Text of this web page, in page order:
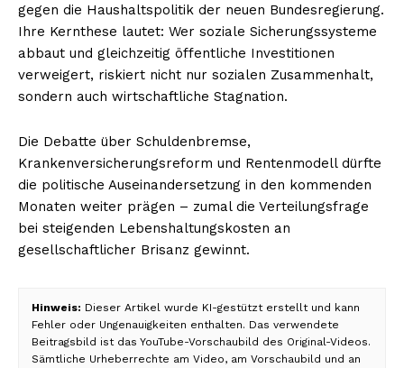
gegen die Haushaltspolitik der neuen Bundesregierung.
Ihre Kernthese lautet: Wer soziale Sicherungssysteme
abbaut und gleichzeitig öffentliche Investitionen
verweigert, riskiert nicht nur sozialen Zusammenhalt,
sondern auch wirtschaftliche Stagnation.
Die Debatte über Schuldenbremse,
Krankenversicherungsreform und Rentenmodell dürfte
die politische Auseinandersetzung in den kommenden
Monaten weiter prägen – zumal die Verteilungsfrage
bei steigenden Lebenshaltungskosten an
gesellschaftlicher Brisanz gewinnt.
Hinweis: Dieser Artikel wurde KI-gestützt erstellt und kann
Fehler oder Ungenauigkeiten enthalten. Das verwendete
Beitragsbild ist das YouTube-Vorschaubild des Original-Videos.
Sämtliche Urheberrechte am Video, am Vorschaubild und an